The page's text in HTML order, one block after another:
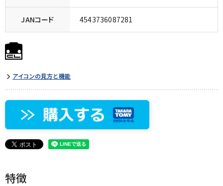
JANコード 4543736087281
アイコンの見方と機能
特徴